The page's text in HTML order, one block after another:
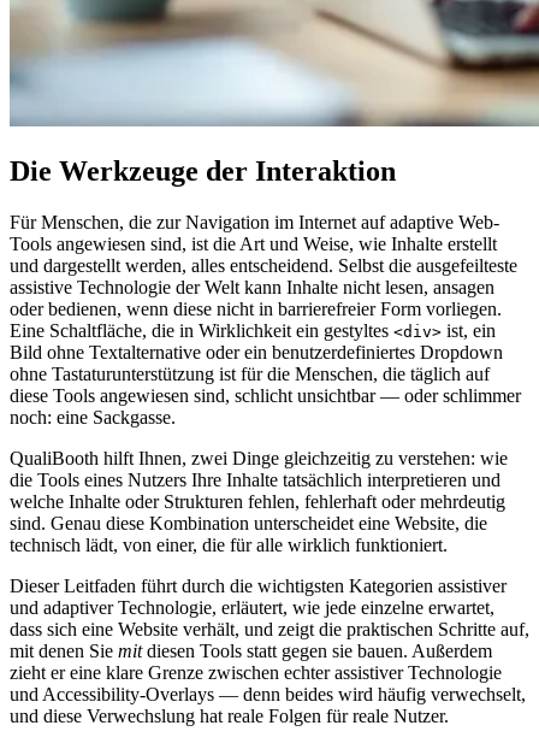
Die Werkzeuge der Interaktion
Für Menschen, die zur Navigation im Internet auf adaptive Web-
Tools angewiesen sind, ist die Art und Weise, wie Inhalte erstellt
und dargestellt werden, alles entscheidend. Selbst die ausgefeilteste
assistive Technologie der Welt kann Inhalte nicht lesen, ansagen
oder bedienen, wenn diese nicht in barrierefreier Form vorliegen.
Eine Schaltfläche, die in Wirklichkeit ein gestyltes <div> ist, ein
Bild ohne Textalternative oder ein benutzerdefiniertes Dropdown
ohne Tastaturunterstützung ist für die Menschen, die täglich auf
diese Tools angewiesen sind, schlicht unsichtbar — oder schlimmer
noch: eine Sackgasse.
QualiBooth hilft Ihnen, zwei Dinge gleichzeitig zu verstehen: wie
die Tools eines Nutzers Ihre Inhalte tatsächlich interpretieren und
welche Inhalte oder Strukturen fehlen, fehlerhaft oder mehrdeutig
sind. Genau diese Kombination unterscheidet eine Website, die
technisch lädt, von einer, die für alle wirklich funktioniert.
Dieser Leitfaden führt durch die wichtigsten Kategorien assistiver
und adaptiver Technologie, erläutert, wie jede einzelne erwartet,
dass sich eine Website verhält, und zeigt die praktischen Schritte auf,
mit denen Sie mitdiesen Tools statt gegen sie bauen. Außerdem
zieht er eine klare Grenze zwischen echter assistiver Technologie
und Accessibility-Overlays — denn beides wird häufig verwechselt,
und diese Verwechslung hat reale Folgen für reale Nutzer.